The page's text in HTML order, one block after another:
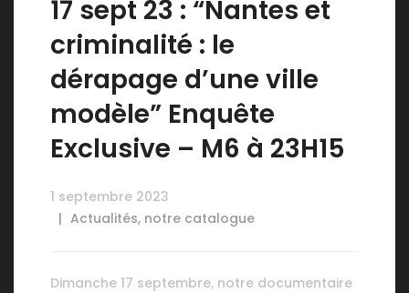
17 sept 23 : “Nantes et
criminalité : le
dérapage d’une ville
modèle” Enquête
Exclusive – M6 à 23H15
1 septembre 2023
Actualités, notre catalogue
Dimanche 17 septembre, notre documentaire